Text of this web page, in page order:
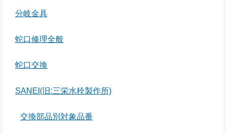
分岐金具
蛇口修理全般
蛇口交換
SANEI(旧:三栄水栓製作所)
交換部品別対象品番